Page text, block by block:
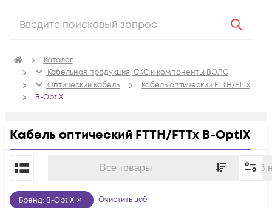
Каталог
Кабельная продукция, СКС и компоненты ВОЛС
Оптический кабель
Кабель оптический FTTH/FTTx
B-OptiX
Кабель оптический FTTH/FTTx B-OptiX
Все товары В
По популярности
Бренд: B-OptiX Очистить всё